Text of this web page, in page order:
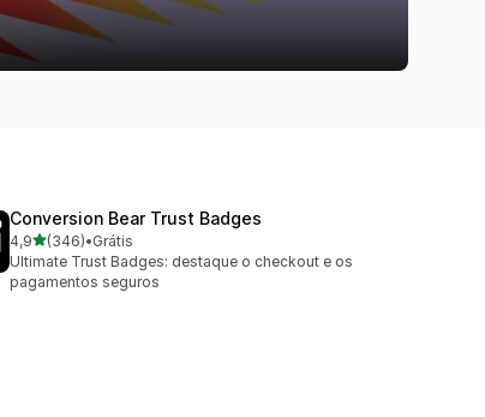
Conversion Bear Trust Badges
4,9de 5 estrelas
(346)
346 avaliações ao todo
•Grátis
Ultimate Trust Badges: destaque o checkout e os
pagamentos seguros